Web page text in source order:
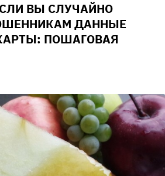
ВЫ СЛУЧАЙНО
ДАННЫЕ
ПОШАГОВАЯ